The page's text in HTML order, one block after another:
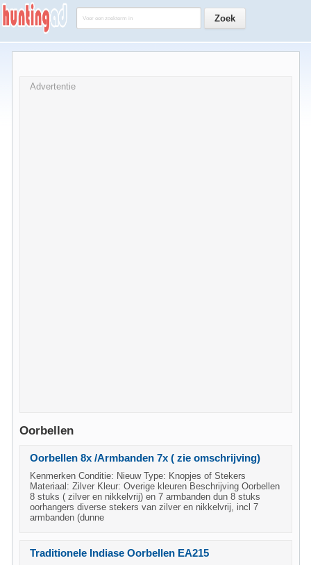
Advertentie
Oorbellen
Oorbellen 8x /Armbanden 7x ( zie omschrijving)
Kenmerken Conditie: Nieuw Type: Knopjes of Stekers
Materiaal: Zilver Kleur: Overige kleuren Beschrijving Oorbellen
8 stuks ( zilver en nikkelvrij) en 7 armbanden dun 8 stuks
oorhangers diverse stekers van zilver en nikkelvrij, incl 7
armbanden (dunne
Traditionele Indiase Oorbellen EA215